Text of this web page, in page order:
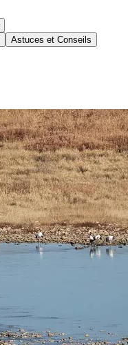
Astuces et Conseils